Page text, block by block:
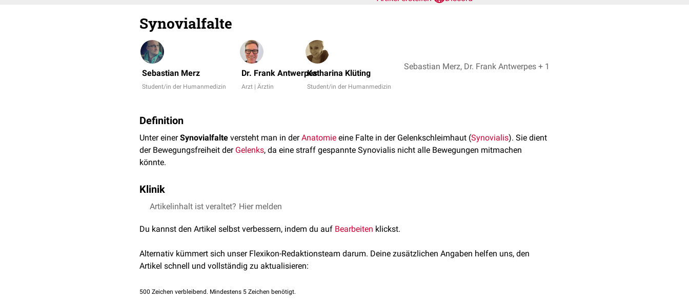
Synovialfalte
Sebastian Merz
Student/in der Humanmedizin
Dr. Frank Antwerpes
Arzt | Ärztin
Katharina Klüting
Student/in der Humanmedizin
Sebastian Merz, Dr. Frank Antwerpes + 1
Definition
Unter einerSynovialfalte versteht man in derAnatomie eine Falte in der Gelenkschleimhaut (Synovialis). Sie dient
der Bewegungsfreiheit der Gelenks, da eine straff gespannte Synovialis nicht alle Bewegungen mitmachen
könnte.
Klinik
Möglich ist auch eine schmerzhafte Kompression der Falte, was häufig im Bereich der
Artikelinhalt ist veraltet? Hier melden
Du kannst den Artikel selbst verbessern, indem du auf Bearbeiten klickst.
Alternativ kümmert sich unser Flexikon-Redaktionsteam darum. Deine zusätzlichen Angaben helfen uns, den
Artikel schnell und vollständig zu aktualisieren:
500 Zeichen verbleibend. Mindestens 5 Zeichen benötigt.